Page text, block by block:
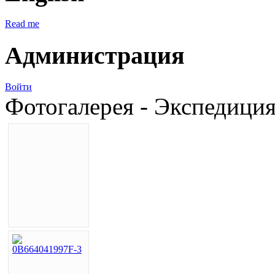
Read me
Администрация
Войти
Фотогалерея -